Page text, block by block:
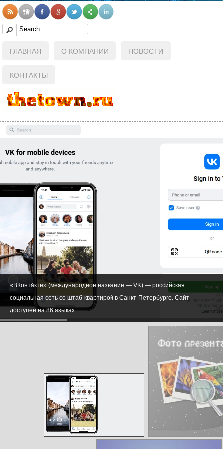
ГЛАВНАЯ О КОМПАНИИ НОВОСТИ
КОНТАКТЫ
«ВКонта́кте» (международное название — VK) — российская
социальная сеть со штаб-квартирой в Санкт-Петербурге. Сайт
доступен на 86 языках